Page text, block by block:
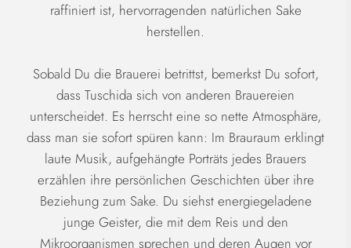
raffiniert ist, hervorragenden natürlichen Sake
herstellen.
Sobald Du die Brauerei betrittst, bemerkst Du sofort,
dass Tuschida sich von anderen Brauereien
unterscheidet. Es herrscht eine so nette Atmosphäre,
dass man sie sofort spüren kann: Im Brauraum erklingt
laute Musik, aufgehängte Porträts jedes Brauers
erzählen ihre persönlichen Geschichten über ihre
Beziehung zum Sake. Du siehst energiegeladene
junge Geister, die mit dem Reis und den
Mikroorganismen sprechen und deren Augen vor